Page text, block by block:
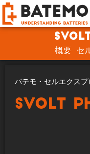
概要 セ
バテモ・セルエクスプ
SVOLT